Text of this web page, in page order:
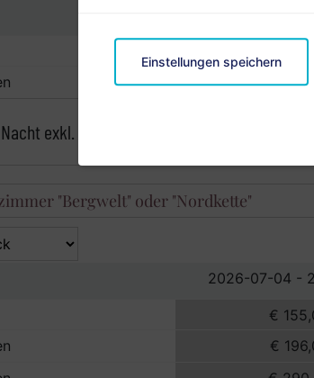
€
exkl. Kurtaxe.
"Bergwelt" oder "Nordkette"
2026-07-04 -
€
€
Einstellungen speichern